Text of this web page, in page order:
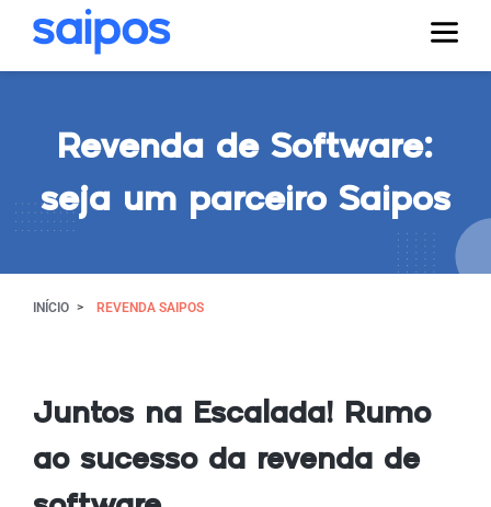
Revenda de Software:
seja um parceiro Saipos
INÍCIO REVENDA SAIPOS
Juntos na Escalada! Rumo
ao sucesso da revenda de